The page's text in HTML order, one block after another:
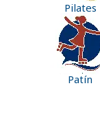
Pilates
Patín